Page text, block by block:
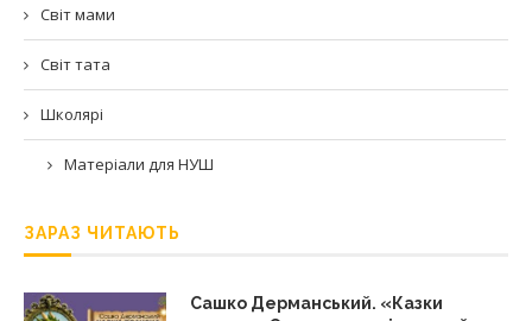
Світ мами
Світ тата
Школярі
Матеріали для НУШ
ЗАРАЗ ЧИТАЮТЬ
Сашко Дерманський. «Казки